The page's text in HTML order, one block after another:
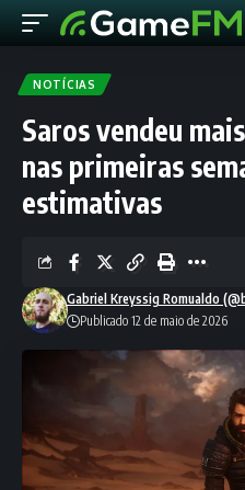
NOTÍCIAS
Saros vendeu
nas primeiras
estimativas
Gabriel Kreyssig Romualdo
Publicado 12 de maio de 2026